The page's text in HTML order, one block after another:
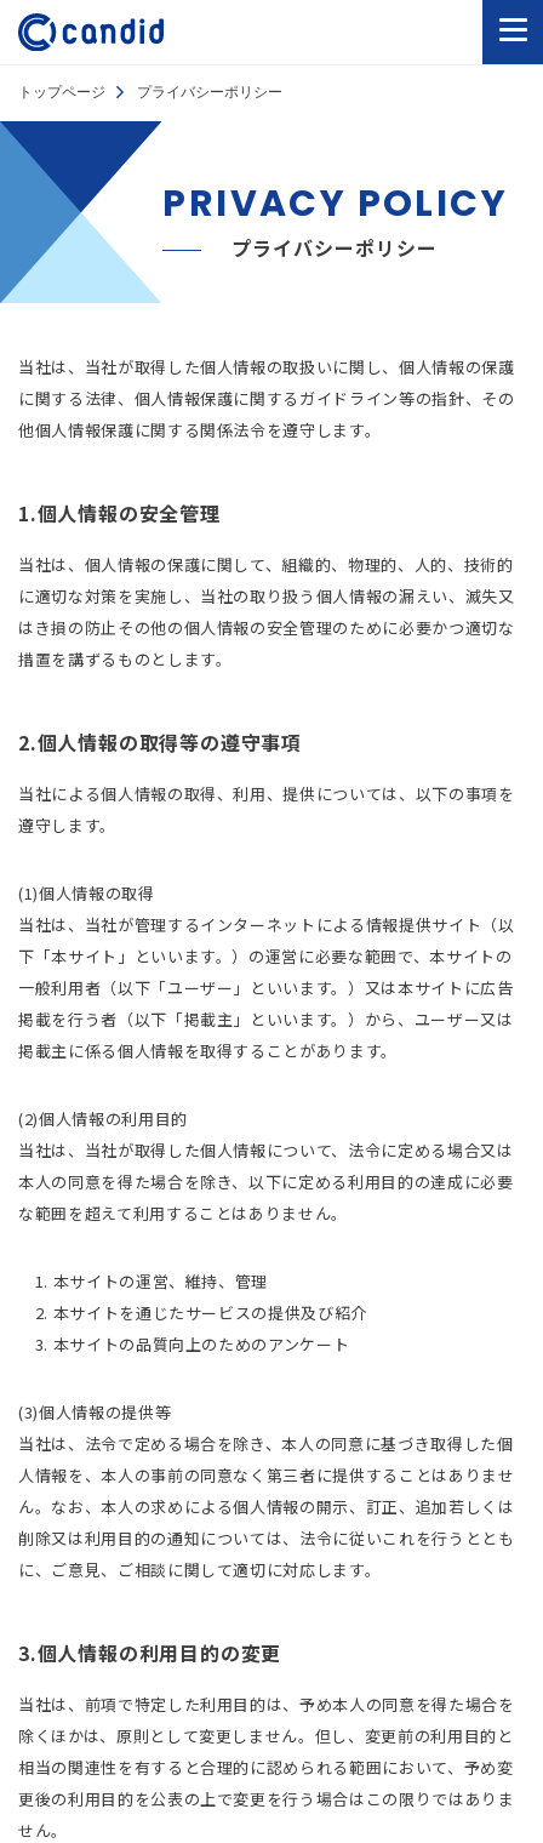
トップページ プライバシーポリシー
PRIVACY POLICY
プライバシーポリシー
当社は、当社が取得した個人情報の取扱いに関し、個人情報の保護
に関する法律、個人情報保護に関するガイドライン等の指針、その
他個人情報保護に関する関係法令を遵守します。
1.個人情報の安全管理
当社は、個人情報の保護に関して、組織的、物理的、人的、技術的
に適切な対策を実施し、当社の取り扱う個人情報の漏えい、滅失又
はき損の防止その他の個人情報の安全管理のために必要かつ適切な
措置を講ずるものとします。
2.個人情報の取得等の遵守事項
当社による個人情報の取得、利用、提供については、以下の事項を
遵守します。
(1)個人情報の取得
当社は、当社が管理するインターネットによる情報提供サイト（以
下「本サイト」といいます。）の運営に必要な範囲で、本サイトの
一般利用者（以下「ユーザー」といいます。）又は本サイトに広告
掲載を行う者（以下「掲載主」といいます。）から、ユーザー又は
掲載主に係る個人情報を取得することがあります。
(2)個人情報の利用目的
当社は、当社が取得した個人情報について、法令に定める場合又は
本人の同意を得た場合を除き、以下に定める利用目的の達成に必要
な範囲を超えて利用することはありません。
1. 本サイトの運営、維持、管理
2. 本サイトを通じたサービスの提供及び紹介
3. 本サイトの品質向上のためのアンケート
(3)個人情報の提供等
当社は、法令で定める場合を除き、本人の同意に基づき取得した個
人情報を、本人の事前の同意なく第三者に提供することはありませ
ん。なお、本人の求めによる個人情報の開示、訂正、追加若しくは
削除又は利用目的の通知については、法令に従いこれを行うととも
に、ご意見、ご相談に関して適切に対応します。
3.個人情報の利用目的の変更
当社は、前項で特定した利用目的は、予め本人の同意を得た場合を
除くほかは、原則として変更しません。但し、変更前の利用目的と
相当の関連性を有すると合理的に認められる範囲において、予め変
更後の利用目的を公表の上で変更を行う場合はこの限りではありま
せん。